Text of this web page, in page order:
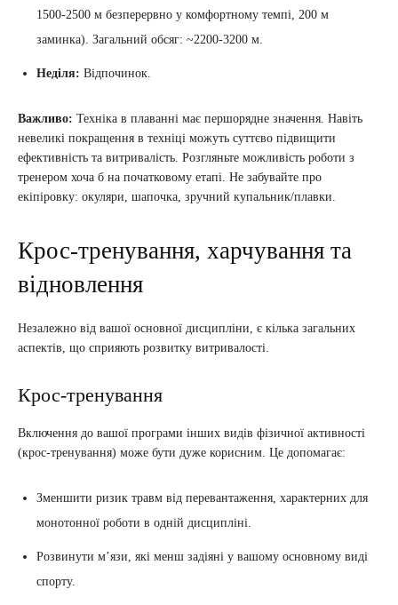
1500-2500 м безперервно у комфортному темпі, 200 м
заминка). Загальний обсяг: ~2200-3200 м.
Неділя: Відпочинок.
Важливо: Техніка в плаванні має першорядне значення. Навіть
невеликі покращення в техніці можуть суттєво підвищити
ефективність та витривалість. Розгляньте можливість роботи з
тренером хоча б на початковому етапі. Не забувайте про
екіпіровку: окуляри, шапочка, зручний купальник/плавки.
Крос-тренування, харчування та
відновлення
Незалежно від вашої основної дисципліни, є кілька загальних
аспектів, що сприяють розвитку витривалості.
Крос-тренування
Включення до вашої програми інших видів фізичної активності
(крос-тренування) може бути дуже корисним. Це допомагає:
Зменшити ризик травм від перевантаження, характерних для
монотонної роботи в одній дисципліні.
Розвинути м’язи, які менш задіяні у вашому основному виді
спорту.